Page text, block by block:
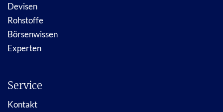
Devisen
Rohstoffe
Börsenwissen
Experten
Service
Kontakt